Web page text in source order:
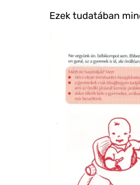
Ezek tudatában